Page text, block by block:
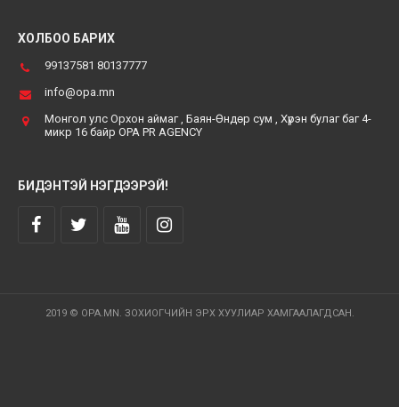
ХОЛБОО БАРИХ
99137581 80137777
info@opa.mn
Монгол улс Орхон аймаг , Баян-Өндөр сум , Хүрэн булаг баг 4-
микр 16 байр OPA PR AGENCY
БИДЭНТЭЙ НЭГДЭЭРЭЙ!
2019 © OPA.MN. ЗОХИОГЧИЙН ЭРХ ХУУЛИАР ХАМГААЛАГДСАН.